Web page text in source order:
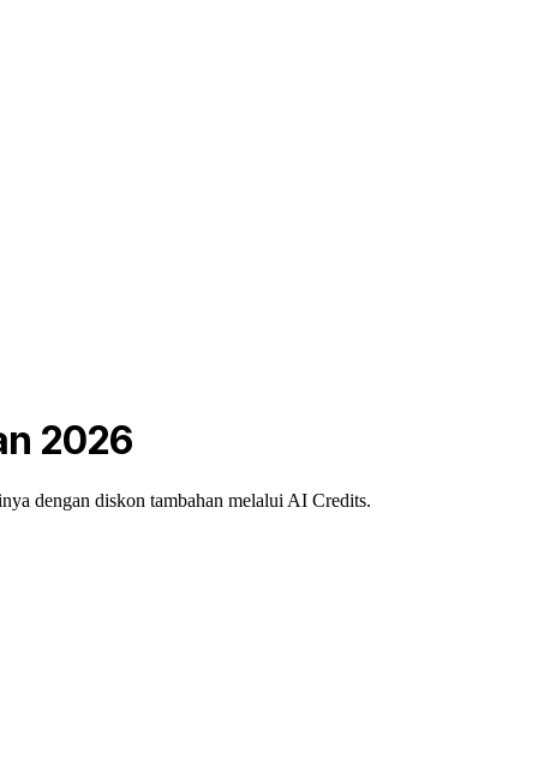
2026
dengan diskon tambahan melalui AI Credits.